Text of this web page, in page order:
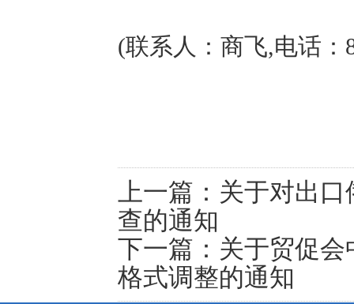
(联系人：商飞,电话：
上一篇： 关于对出
查的通知
下一篇： 关于贸促
格式调整的通知